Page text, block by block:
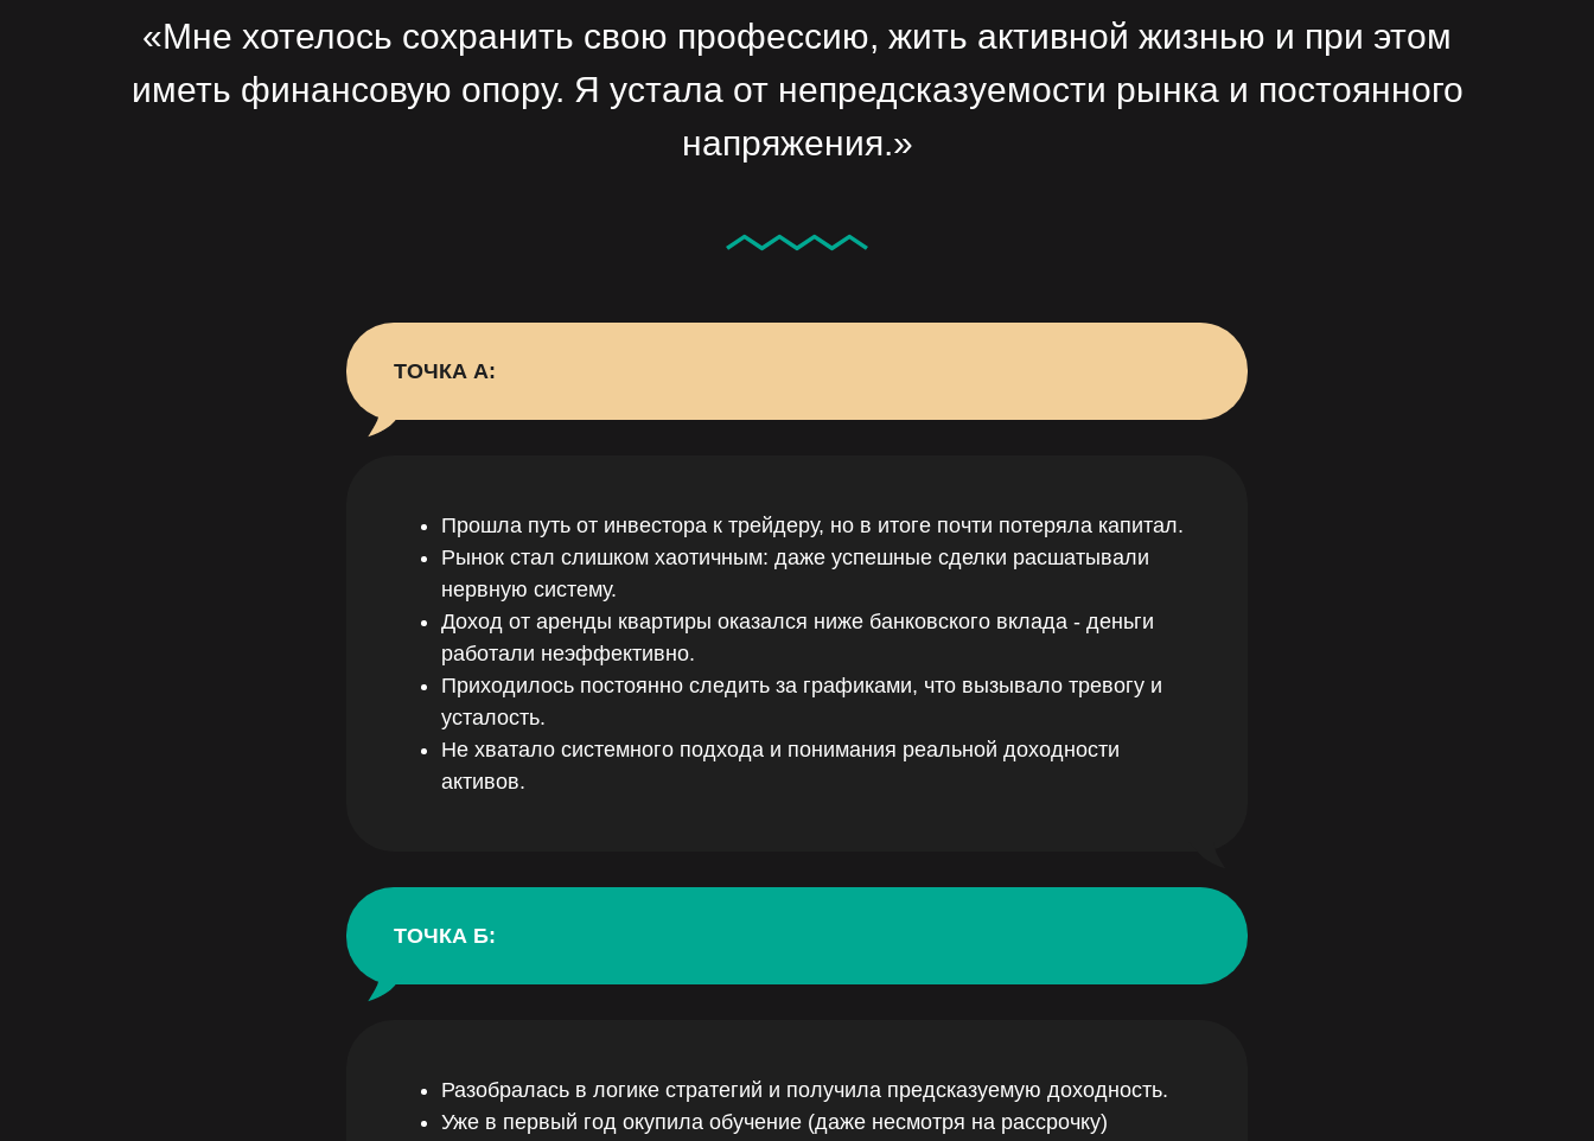
«Мне хотелось сохранить свою профессию, жить активной жизнью и при этом
иметь финансовую опору. Я устала от непредсказуемости рынка и постоянного
напряжения.»
ТОЧКА А:
Прошла путь от инвестора к трейдеру, но в итоге почти потеряла капитал.
Рынок стал слишком хаотичным: даже успешные сделки расшатывали
нервную систему.
Доход от аренды квартиры оказался ниже банковского вклада - деньги
работали неэффективно.
Приходилось постоянно следить за графиками, что вызывало тревогу и
усталость.
Не хватало системного подхода и понимания реальной доходности
активов.
ТОЧКА Б:
Разобралась в логике стратегий и получила предсказуемую доходность.
Уже в первый год окупила обучение (даже несмотря на рассрочку)